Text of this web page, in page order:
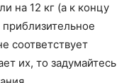
на 12 кг (а к концу
соответствует
их, то задумайтесь